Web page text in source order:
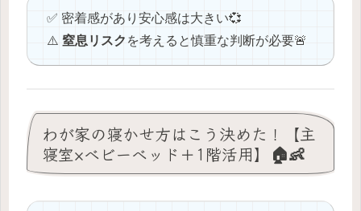
✅ 密着感があり安心感は大きい💞
⚠️ 窒息リスク を考えると慎重な判断が必要🚨
わが家の寝かせ方はこう決めた！【主
寝室×ベビーベッド＋1階活用】🏠👶